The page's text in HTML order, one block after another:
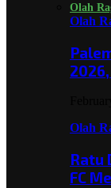
Olah
Olah
Olah
Ratu
FC